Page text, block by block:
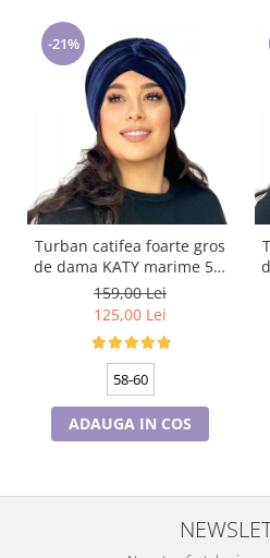
-21%
Turban catifea foarte gros
de dama KATY marime 58-
60, captuseala polar,
culoare bleomarin
159,00 Lei
125,00 Lei
58-60
ADAUGA IN COS